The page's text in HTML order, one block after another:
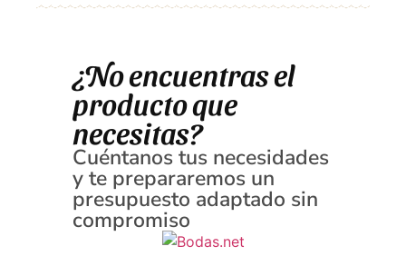
¿No encuentras el
producto que
necesitas?
Cuéntanos tus necesidades
y te prepararemos un
presupuesto adaptado sin
compromiso